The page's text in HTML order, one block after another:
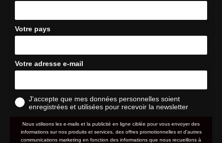
Votre pays
Votre adresse e-mail
J'accepte que mes données personnelles soient
enregistrées et utilisées pour recevoir la newsletter
Nous utilisons les e-mails et la publicité en ligne ciblée pour vous envoyer des
informations sur nos produits et services, des offres promotionnelles et d'autres
communications marketing en fonction des informations que nous recueillons à